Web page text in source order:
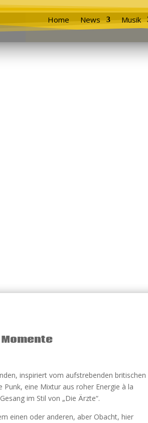
Home News Musik
inspiriert vom aufstrebenden britischen
Punk, eine Mixtur aus roher Energie à la
im Stil von „Die Ärzte“.
einen oder anderen, aber Obacht, hier